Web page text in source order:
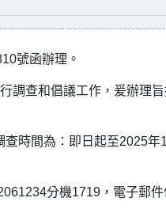
號函辦理。
調查和倡議工作，爰辦理旨
時間為：即日起至2025年
分機1719，電子郵件